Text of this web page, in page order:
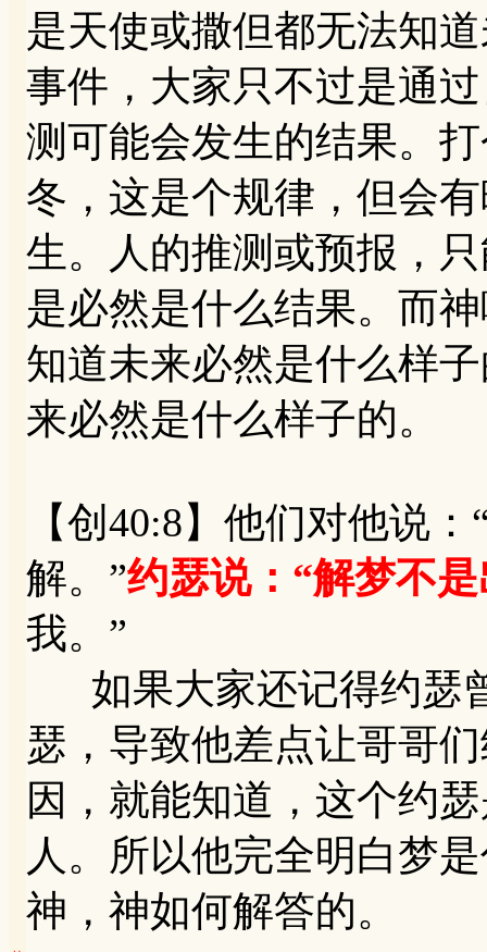
是天使或撒但都无法知
事件，大家只不过是通
测可能会发生的结果。
冬，这是个规律，但会
生。人的推测或预报，
是必然是什么结果。而
知道未来必然是什么样
来必然是什么样子的。
【创40:8】他们对他说
解。”约瑟说：“解梦不
我。”
如果大家还记得约瑟
瑟，导致他差点让哥哥
因，就能知道，这个约
人。所以他完全明白梦
神，神如何解答的。